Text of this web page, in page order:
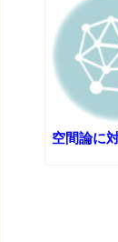
果･･･
【
長
新
【
歴
空間論に